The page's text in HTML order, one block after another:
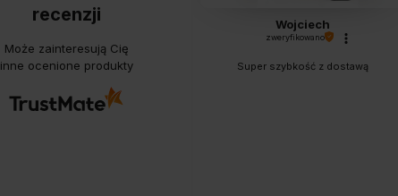
recenzji
Może zainteresują Cię
inne ocenione produkty
Wojciech
zweryfikowano
Super szybkość z dostawą